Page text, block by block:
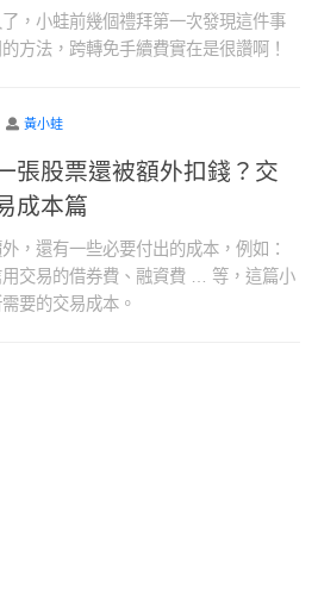
，小蛙前幾個禮拜第一次發現這件事
方法，跨轉免手續費實在是很讚啊！
黃小蛙
張股票還被額外扣錢？交
成本篇
，還有一些必要付出的成本，例如：
交易的借券費、融資費 … 等，這篇小
要的交易成本。